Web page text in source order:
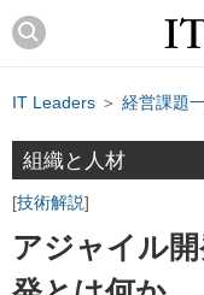
IT Leaders ＞ 経営課題
組織と人材
技術解説
アジャイル